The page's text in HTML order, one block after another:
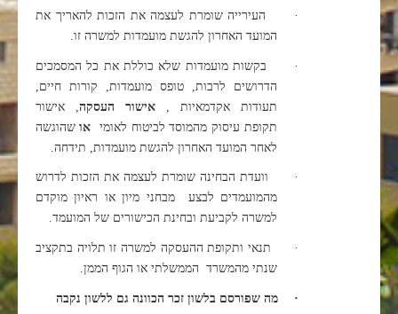
·
העירייה שומרת לעצמה את הזכות להאריך את
המועד האחרון להגשת מועמדות למשרה זו.
·
בקשות מועמדות שלא כוללת את כל המסמכים
הדרושים לרבות, טופס מועמדות, קורות חיים,
תעודות אקדמאיות , אישור העסקה, אישור
תקופת עיסוק מהמוסד לביטוח לאומי אושהוגשה
לאחר המועד האחרון להגשת מועמדות, תידחה.
·
וועדת הבחינה שומרת לעצמה את הזכות לדרוש
מהמועמדים לבצע מבחני מיון או ראיון מוקדם
למשרה לקביעת ובחינת הכישורים של המועמד.
·
תנאי ותקופת ההעסקה למשרה זו תלויה בתקציב
שנתי מהמשרד הממשלתי או הגוף הממן.
·
מה שפורסם בלשון זכר הכוונה גם ללשון נקבה